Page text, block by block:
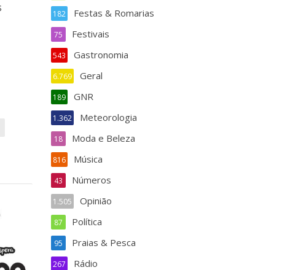
Festas & Romarias
182
Festivais
75
Gastronomia
543
Geral
6.769
GNR
189
Meteorologia
1.362
Moda e Beleza
18
Música
816
Números
43
Opinião
1.505
Política
87
Praias & Pesca
95
Rádio
267